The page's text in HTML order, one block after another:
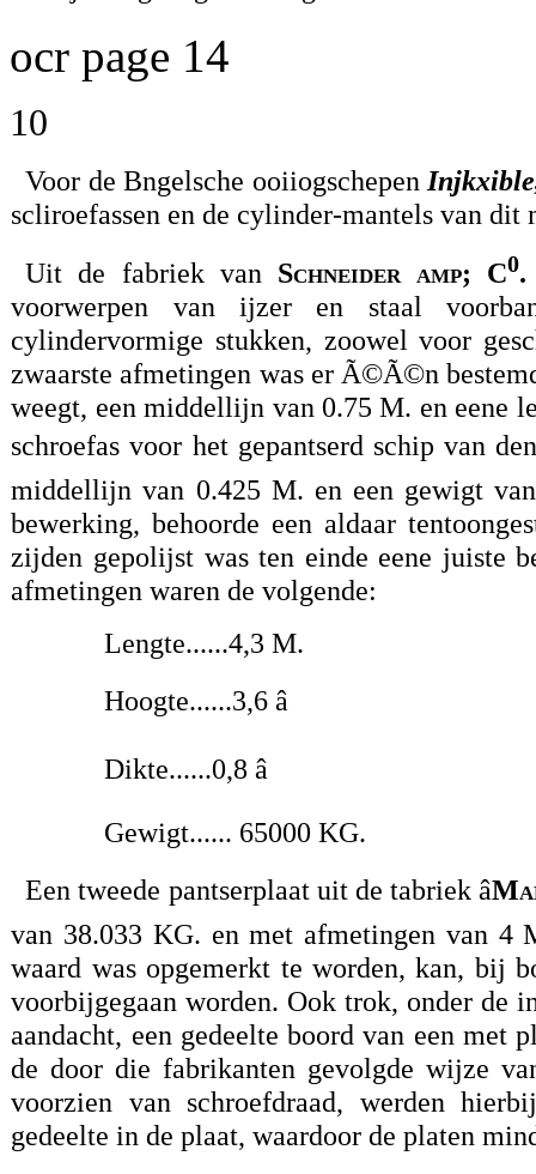
ocr page 14
10
Voor de Bngelsche ooiiogschepen
scliroefassen en de cylinder-mantels van
Uit de fabriek vanSchneider amp; C0.
voorwerpen van ijzer en staal
cylindervormige stukken, zoowel voor
zwaarste afmetingen was er Ã©Ã©n
weegt, een middellijn van 0.75 M. en eene
schroefas voor het gepantserd schip van den
middellijn van 0.425 M. en een gewigt
bewerking, behoorde een aldaar
zijden gepolijst was ten einde eene juiste
afmetingen waren de volgende:
Lengte......4,3 M.
Hoogte......3,6 â
Dikte......0,8 â
Gewigt...... 65000 KG.
Een tweede pantserplaat uit de tabriek â
van 38.033 KG. en met afmetingen van
waard was opgemerkt te worden, kan, bij
voorbijgegaan worden. Ook trok, onder de
aandacht, een gedeelte boord van een met
de door die fabrikanten gevolgde wijze
voorzien van schroefdraad, werden
gedeelte in de plaat, waardoor de platen